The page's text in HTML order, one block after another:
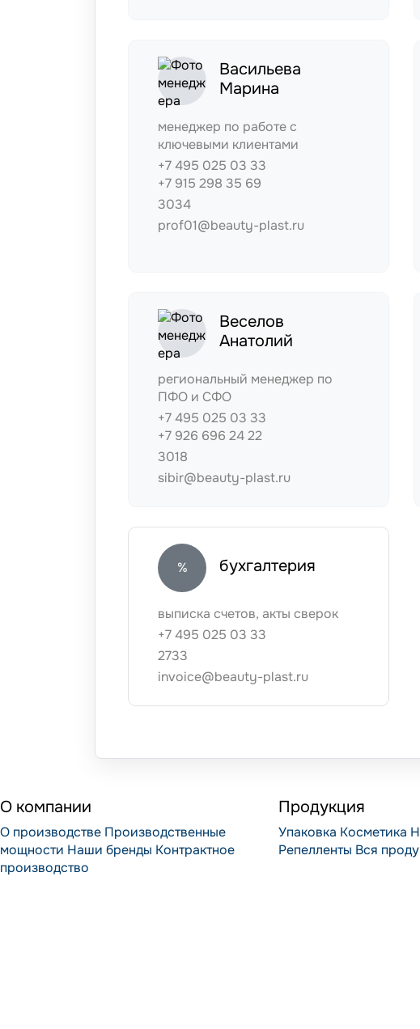
Васильева
Марина
менеджер по работе с
ключевыми клиентами
+7 495 025 03 33
+7 915 298 35 69
3034
prof01@beauty-plast.ru
Веселов
Анатолий
региональный менеджер по
ПФО и СФО
+7 495 025 03 33
+7 926 696 24 22
3018
sibir@beauty-plast.ru
% бухгалтерия
выписка счетов, акты сверок
+7 495 025 03 33
2733
invoice@beauty-plast.ru
О компании
О производстве Производственные
мощности Наши бренды Контрактное
производство
Продукция
Упаковка Косметика
Репелленты Вся